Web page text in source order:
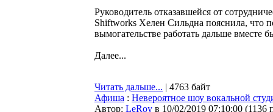
Руководитель отказавшейся от
Shiftworks Хелен Сильдна пояснила, что
вымогательстве работать дальше вместе
Далее...
Читать дальше... | 4763 байт
Афиша : Невероятное шоу вокальной
Автор: LeRoy в 10/02/2019 07:10:00 (1136